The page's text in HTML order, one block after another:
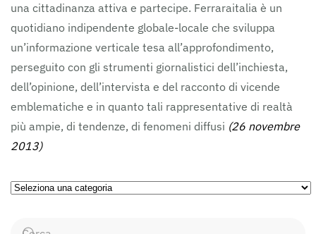
una cittadinanza attiva e partecipe. Ferraraitalia è un
quotidiano indipendente globale-locale che sviluppa
un’informazione verticale tesa all’approfondimento,
perseguito con gli strumenti giornalistici dell’inchiesta,
dell’opinione, dell’intervista e del racconto di vicende
emblematiche e in quanto tali rappresentative di realtà
più ampie, di tendenze, di fenomeni diffusi (26 novembre
2013)
Ricerca
Categorie